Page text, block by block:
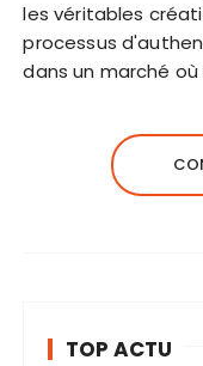
les véritables
processus
dans un marché où
TOP ACTU